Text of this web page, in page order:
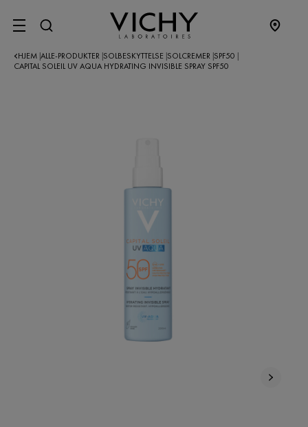
SITE MENU
HJEM ALLE-PRODUKTER SOLBESKYTTELSE SOLCREMER SPF50
CAPITAL SOLEIL UV AQUA HYDRATING INVISIBLE SPRAY SPF50